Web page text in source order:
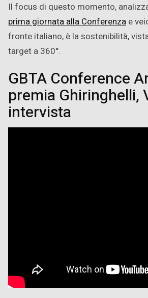
Il focus di questo momento,
prima giornata alla Conferenza e
fronte italiano, è la sostenibilità,
target a 360°.
GBTA Conference
premia Ghiringhelli,
intervista